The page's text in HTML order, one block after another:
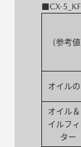
■CX-
(参考
オイル
オイル
イルフ
ター